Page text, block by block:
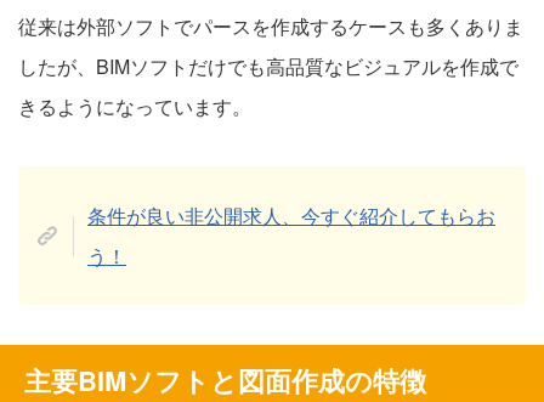
従来は外部ソフトでパースを作成するケースも多くありま
したが、BIMソフトだけでも高品質なビジュアルを作成で
きるようになっています。
条件が良い非公開求人、今すぐ紹介してもらお
う！
主要BIMソフトと図面作成の特徴